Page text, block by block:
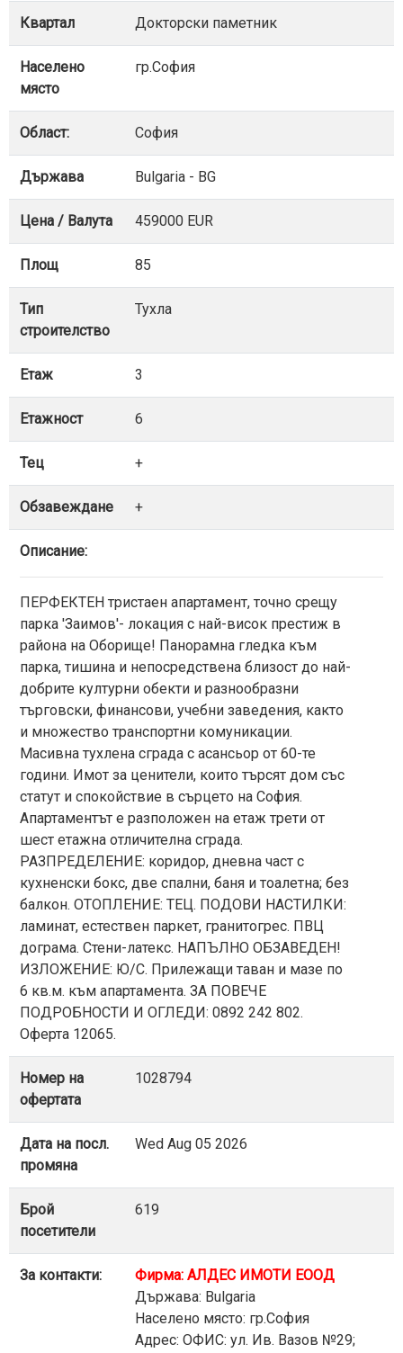
Квартал Докторски паметник
Населено
място
гр.София
Област: София
Държава Bulgaria - BG
Цена / Валута 459000 EUR
Площ 85
Тип
строителство
Тухла
Етаж 3
Етажност 6
Тец +
Обзавеждане +
Описание:
ПЕРФЕКТЕН тристаен апартамент, точно срещу
парка 'Заимов'- локация с най-висок престиж в
района на Оборище! Панорамна гледка към
парка, тишина и непосредствена близост до най-
добрите културни обекти и разнообразни
търговски, финансови, учебни заведения, както
и множество транспортни комуникации.
Масивна тухлена сграда с асансьор от 60-те
години. Имот за ценители, които търсят дом със
статут и спокойствие в сърцето на София.
Апартаментът е разположен на етаж трети от
шест етажна отличителна сграда.
РАЗПРЕДЕЛЕНИЕ: коридор, дневна част с
кухненски бокс, две спални, баня и тоалетна; без
балкон. ОТОПЛЕНИЕ: ТЕЦ. ПОДОВИ НАСТИЛКИ:
ламинат, естествен паркет, гранитогрес. ПВЦ
дограма. Стени-латекс. НАПЪЛНО ОБЗАВЕДЕН!
ИЗЛОЖЕНИЕ: Ю/С. Прилежащи таван и мазе по
6 кв.м. към апартамента. ЗА ПОВЕЧЕ
ПОДРОБНОСТИ И ОГЛЕДИ: 0892 242 802.
Оферта 12065.
Номер на
офертата
1028794
Дата на посл.
промяна
Wed Aug 05 2026
Брой
посетители
619
За контакти:
Фирма: АЛДЕС ИМОТИ ЕООД
Държава: Bulgaria
Населено място: гр.София
Адрес: ОФИС: ул. Ив. Вазов №29;